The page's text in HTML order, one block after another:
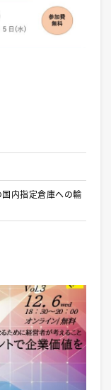
国内指定倉庫への輸